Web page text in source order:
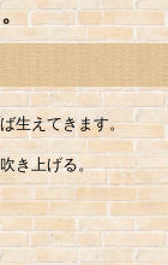
生えてきます。
き上げる。